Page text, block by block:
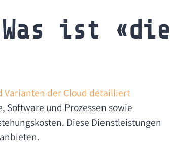
ist «die
Varianten der Cloud detailliert
Software und Prozessen sowie
Diese Dienstleistungen